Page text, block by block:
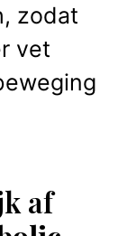
zodat
vet
af